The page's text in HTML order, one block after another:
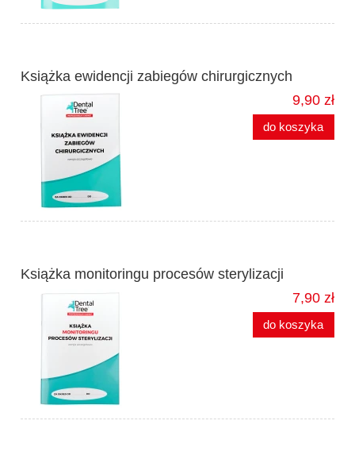
Książka ewidencji zabiegów chirurgicznych
9,90 zł
do koszyka
Książka monitoringu procesów sterylizacji
7,90 zł
do koszyka